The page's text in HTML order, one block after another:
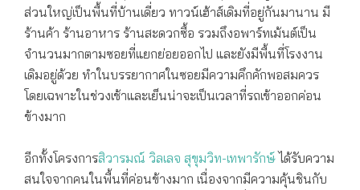
ส่วนใหญ่เป็นพื้นที่บ้านเดี่ยว ทาวน์เฮ้าส์เดิมที่อยู่กันมานาน มี
ร้านค้า ร้านอาหาร ร้านสะดวกซื้อ รวมถึงอพาร์ทเม้นต์เป็น
จำนวนมากตามซอยที่แยกย่อยออกไป และยังมีพื้นที่โรงงาน
เดิมอยู่ด้วย ทำในบรรยากาศในซอยมีความคึกคักพอสมควร
โดยเฉพาะในช่วงเช้าและเย็นน่าจะเป็นเวลาที่รถเข้าออกค่อน
ข้างมาก
อีกทั้งโครงการสิวารมณ์ วิลเลจ สุขุมวิท-เทพารักษ์ได้รับความ
สนใจจากคนในพื้นที่ค่อนข้างมาก เนื่องจากมีความคุ้นชินกับ